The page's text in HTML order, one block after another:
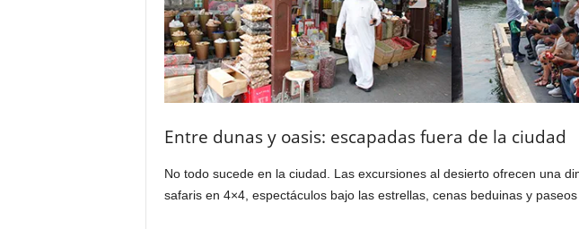
Entre dunas y oasis: escapadas fuera de la ciudad
No todo sucede en la ciudad. Las excursiones al desierto ofrecen una
safaris en 4×4, espectáculos bajo las estrellas, cenas beduinas y paseos